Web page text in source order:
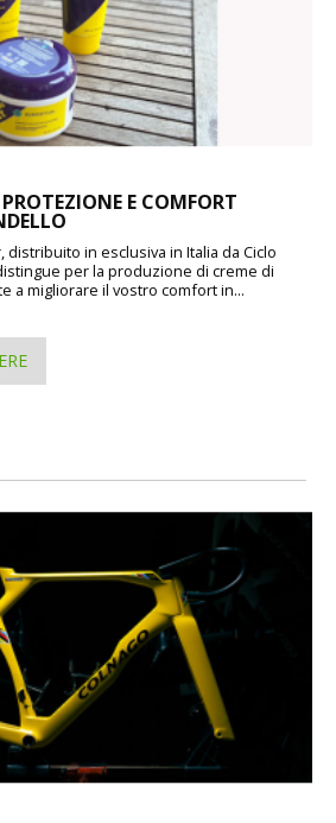
E COMFORT
distribuito in esclusiva in Italia da Ciclo
per la produzione di creme di
a migliorare il vostro comfort in...